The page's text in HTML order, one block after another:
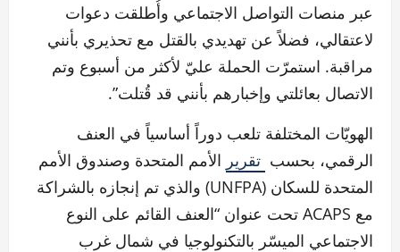
عبر منصات التواصل الاجتماعي وأُطلقت دعوات
لاعتقالي، فضلاً عن تهديدي بالقتل مع تحذيري بأنني
مراقبة. استمرّت الحملة عليّ لأكثر من أسبوع وتم
الاتصال بعائلتي وإخبارهم بأنني قد قُتلت”.
الهويّات المختلفة تلعب دوراً أساسياً في العنف
الرقمي، بحسب تقرير الأمم المتحدة وصندوق الأمم
المتحدة للسكان (UNFPA) والذي تم إنجازه بالشراكة
مع ACAPS تحت عنوان “العنف القائم على النوع
الاجتماعي الميسّر بالتكنولوجيا في شمال غرب